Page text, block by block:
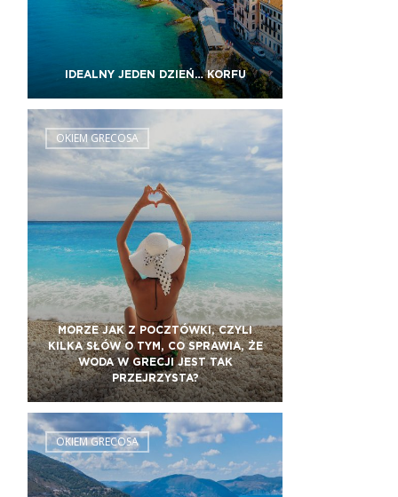
IDEALNY JEDEN DZIEŃ… KORFU
OKIEM GRECOSA
MORZE JAK Z POCZTÓWKI, CZYLI
KILKA SŁÓW O TYM, CO SPRAWIA, ŻE
WODA W GRECJI JEST TAK
PRZEJRZYSTA?
OKIEM GRECOSA